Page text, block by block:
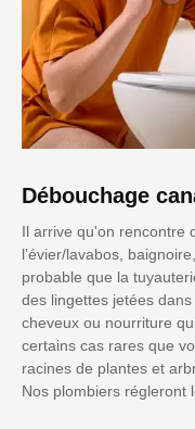
Débouchage
Il arrive qu'on rencontre
l’évier/lavabos,
probable que la
des lingettes jetées
cheveux ou nourriture
certains cas rares que
racines de plantes et
Nos plombiers régleront